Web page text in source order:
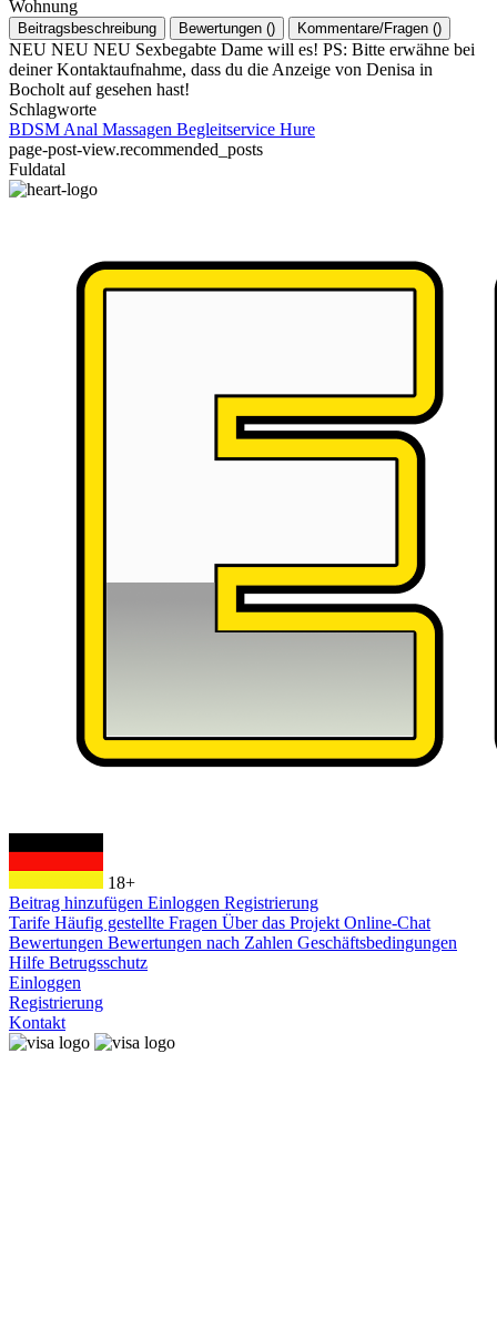
Wohnung
Beitragsbeschreibung Bewertungen () Kommentare/Fragen ()
NEU NEU NEU Sexbegabte Dame will es! PS: Bitte erwähne bei
deiner Kontaktaufnahme, dass du die Anzeige von Denisa in
Bocholt auf gesehen hast!
Schlagworte
BDSM Anal Massagen Begleitservice Hure
page-post-view.recommended_posts
Fuldatal
18+
Beitrag hinzufügen Einloggen Registrierung
Tarife Häufig gestellte Fragen Über das Projekt Online-Chat
Bewertungen Bewertungen nach Zahlen Geschäftsbedingungen
Hilfe Betrugsschutz
Einloggen
Registrierung
Kontakt